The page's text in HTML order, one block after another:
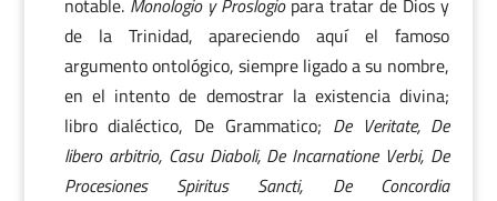
notable. Monologio y Proslogiopara tratar de Dios y
de la Trinidad, apareciendo aquí el famoso
argumento ontológico, siempre ligado a su nombre,
en el intento de demostrar la existencia divina;
libro dialéctico, De Grammatico; De Veritate, De
libero arbitrio, Casu Diaboli, De Incarnatione Verbi, De
Procesiones Spiritus Sancti, De Concordia